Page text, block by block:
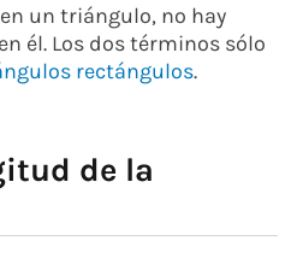
un triángulo, no hay
él. Los dos términos sólo
rectángulos.
de la